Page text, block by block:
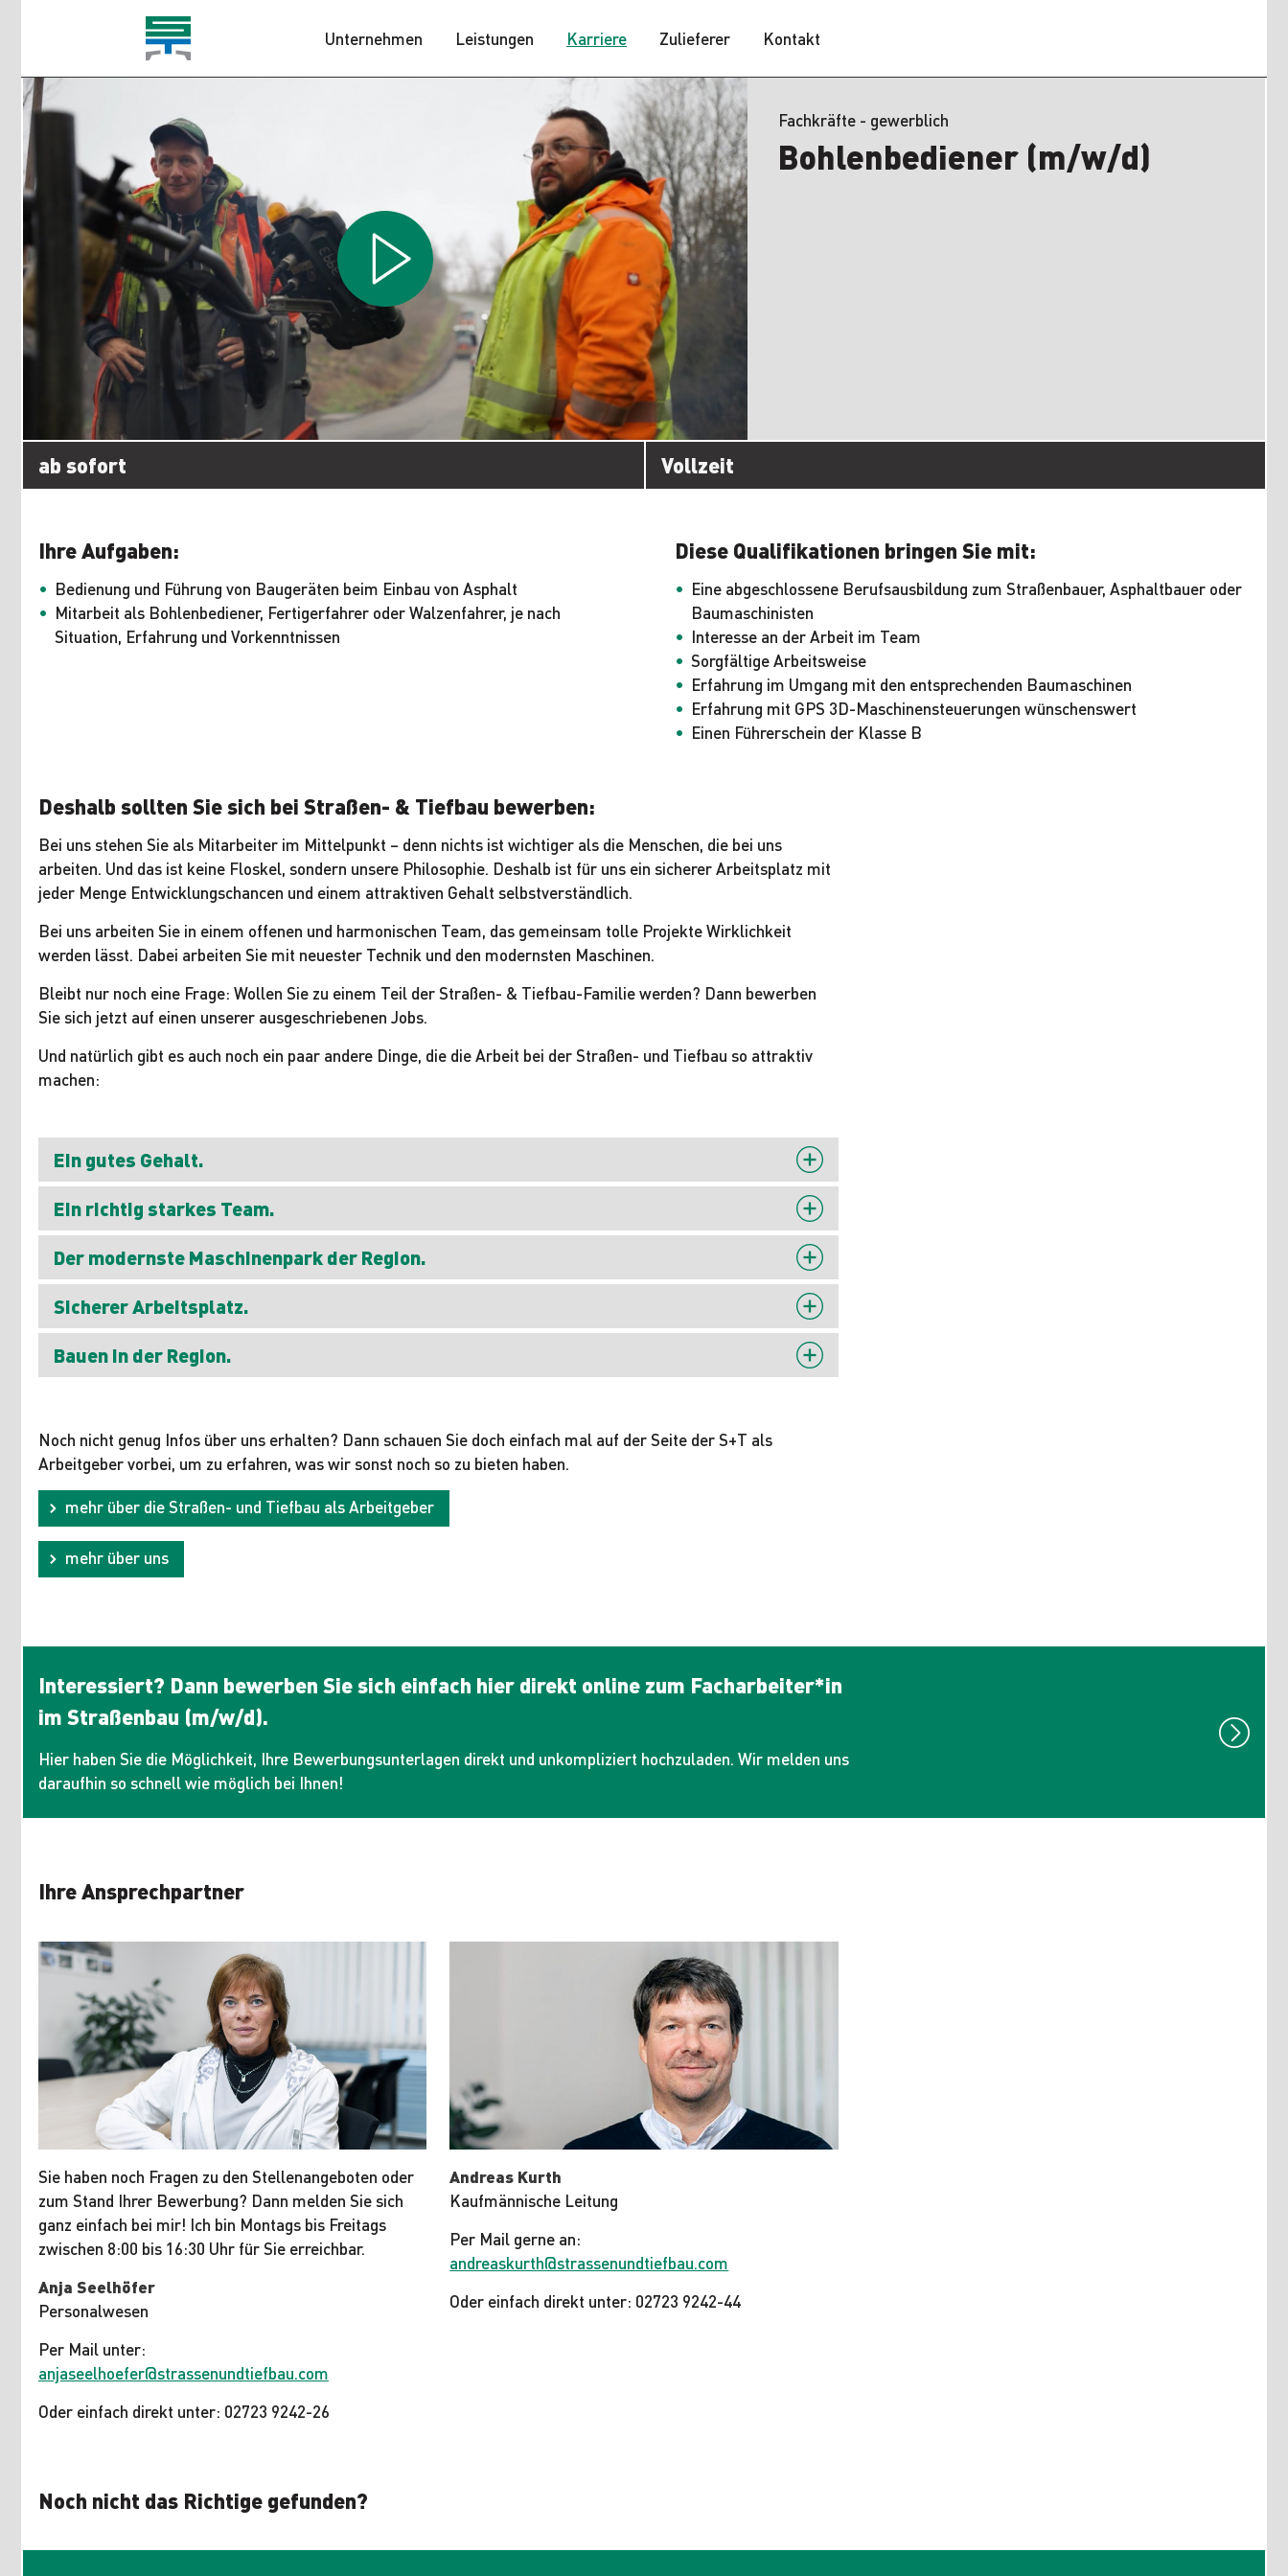
Unternehmen Leistungen Karriere Zulieferer Kontakt
Fachkräfte - gewerblich
Bohlenbediener (m/w/d)
ab sofort Vollzeit
Ihre Aufgaben:
Bedienung und Führung von Baugeräten beim Einbau von Asphalt
Mitarbeit als Bohlenbediener, Fertigerfahrer oder Walzenfahrer, je nach
Situation, Erfahrung und Vorkenntnissen
Diese Qualifikationen bringen Sie mit:
Eine abgeschlossene Berufsausbildung zum Straßenbauer, Asphaltbauer oder
Baumaschinisten
Interesse an der Arbeit im Team
Sorgfältige Arbeitsweise
Erfahrung im Umgang mit den entsprechenden Baumaschinen
Erfahrung mit GPS 3D-Maschinensteuerungen wünschenswert
Einen Führerschein der Klasse B
Deshalb sollten Sie sich bei Straßen- & Tiefbau bewerben:
Bei uns stehen Sie als Mitarbeiter im Mittelpunkt – denn nichts ist wichtiger als die Menschen, die bei uns
arbeiten. Und das ist keine Floskel, sondern unsere Philosophie. Deshalb ist für uns ein sicherer Arbeitsplatz mit
jeder Menge Entwicklungschancen und einem attraktiven Gehalt selbstverständlich.
Bei uns arbeiten Sie in einem offenen und harmonischen Team, das gemeinsam tolle Projekte Wirklichkeit
werden lässt. Dabei arbeiten Sie mit neuester Technik und den modernsten Maschinen.
Bleibt nur noch eine Frage: Wollen Sie zu einem Teil der Straßen- & Tiefbau-Familie werden? Dann bewerben
Sie sich jetzt auf einen unserer ausgeschriebenen Jobs.
Und natürlich gibt es auch noch ein paar andere Dinge, die die Arbeit bei der Straßen- und Tiefbau so attraktiv
machen:
Ein gutes Gehalt.
Ein richtig starkes Team.
Der modernste Maschinenpark der Region.
Sicherer Arbeitsplatz.
Bauen in der Region.
Noch nicht genug Infos über uns erhalten? Dann schauen Sie doch einfach mal auf der Seite der S+T als
Arbeitgeber vorbei, um zu erfahren, was wir sonst noch so zu bieten haben.
mehr über die Straßen- und Tiefbau als Arbeitgeber
mehr über uns
Interessiert? Dann bewerben Sie sich einfach hier direkt online zum Facharbeiter*in
im Straßenbau (m/w/d).
Hier haben Sie die Möglichkeit, Ihre Bewerbungsunterlagen direkt und unkompliziert hochzuladen. Wir melden uns
daraufhin so schnell wie möglich bei Ihnen!
Ihre Ansprechpartner
Sie haben noch Fragen zu den Stellenangeboten oder
zum Stand Ihrer Bewerbung? Dann melden Sie sich
ganz einfach bei mir! Ich bin Montags bis Freitags
zwischen 8:00 bis 16:30 Uhr für Sie erreichbar.
Anja Seelhöfer
Personalwesen
Per Mail unter:
anjaseelhoefer@strassenundtiefbau.com
Oder einfach direkt unter: 02723 9242-26
Andreas Kurth
Kaufmännische Leitung
Per Mail gerne an:
andreaskurth@strassenundtiefbau.com
Oder einfach direkt unter: 02723 9242-44
Noch nicht das Richtige gefunden?